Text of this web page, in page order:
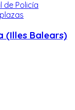
(Illes Balears)